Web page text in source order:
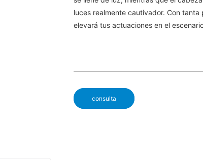
luces realmente cautivador. Con tanta
elevará tus actuaciones en el
consulta